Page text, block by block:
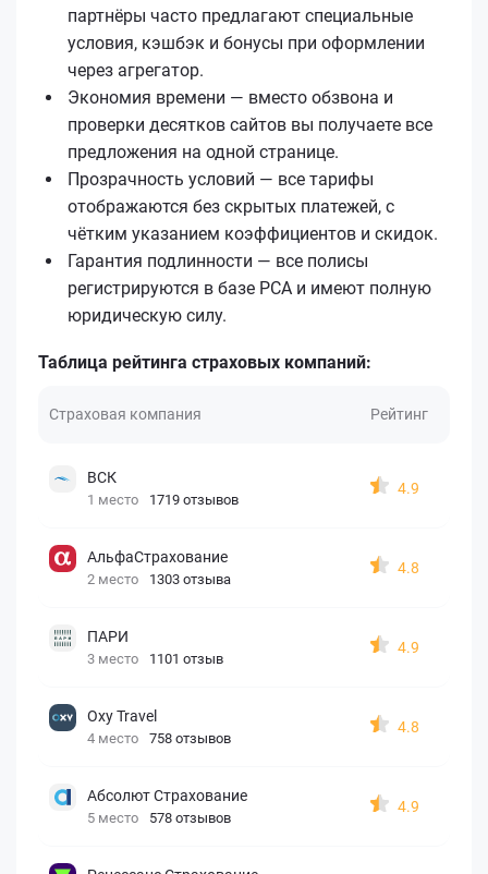
партнёры часто предлагают специальные
условия, кэшбэк и бонусы при оформлении
через агрегатор.
Экономия времени — вместо обзвона и
проверки десятков сайтов вы получаете все
предложения на одной странице.
Прозрачность условий — все тарифы
отображаются без скрытых платежей, с
чётким указанием коэффициентов и скидок.
Гарантия подлинности — все полисы
регистрируются в базе РСА и имеют полную
юридическую силу.
Таблица рейтинга страховых компаний:
Страховая компания Рейтинг
ВСК
1 место 1719 отзывов
4.9
АльфаСтрахование
2 место 1303 отзыва
4.8
ПАРИ
3 место 1101 отзыв
4.9
Oxy Travel
4 место 758 отзывов
4.8
Абсолют Страхование
5 место 578 отзывов
4.9